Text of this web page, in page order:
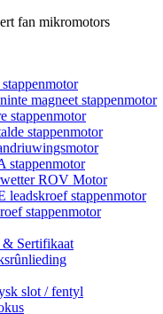
fan mikromotors
magneet stappenmotor
stappenmotor
stappenmotor
stappenmotor
ROV Motor
leadskroef stappenmotor
stappenmotor
& Sertifikaat
slot / fentyl